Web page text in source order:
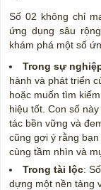
Số 02 không chỉ
ứng dụng sâu
khám phá một số
Trong sự
hành và phát triển
hoặc muốn tìm
hiệu tốt. Con số
tác bền vững và
cũng gợi ý rằng
cùng tầm nhìn và
Trong tài lộc:
dựng một nền tảng